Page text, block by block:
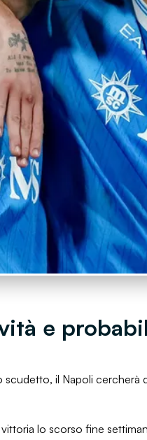
e
il Napoli cercherà
lo scorso fine